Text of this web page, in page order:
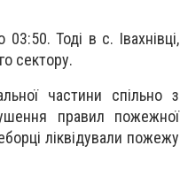
Тоді в с. Івахнівці,
сектору.
частини спільно з
правил пожежної
ліквідували пожежу